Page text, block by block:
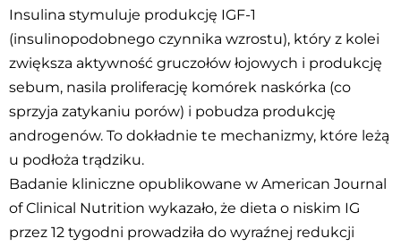
Insulina stymuluje produkcję IGF-1
(insulinopodobnego czynnika wzrostu), który z kolei
zwiększa aktywność gruczołów łojowych i produkcję
sebum, nasila proliferację komórek naskórka (co
sprzyja zatykaniu porów) i pobudza produkcję
androgenów. To dokładnie te mechanizmy, które leżą
u podłoża trądziku.
Badanie kliniczne opublikowane w American Journal
of Clinical Nutrition wykazało, że dieta o niskim IG
przez 12 tygodni prowadziła do wyraźnej redukcji